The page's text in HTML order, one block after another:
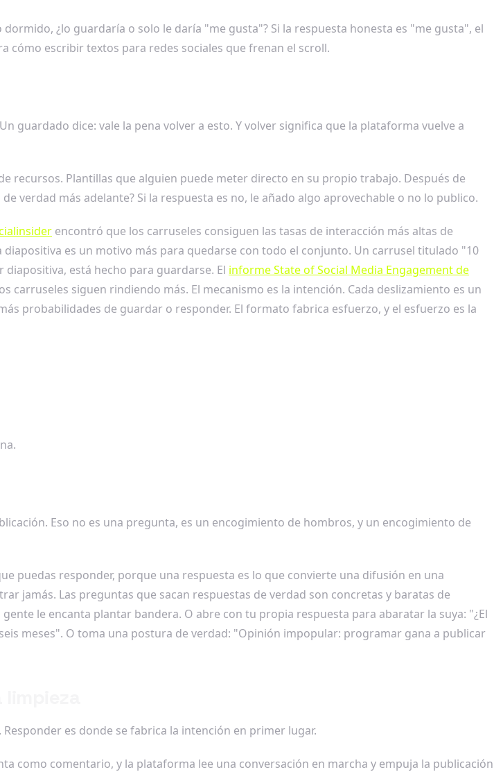
¿lo guardaría o solo le daría "me gusta"? Si la respuesta honesta es "me gusta", el
cómo escribir textos para redes sociales que frenan el scroll.
guardado dice: vale la pena volver a esto. Y volver significa que la plataforma vuelve a
recursos. Plantillas que alguien puede meter directo en su propio trabajo. Después de
verdad más adelante? Si la respuesta es no, le añado algo aprovechable o no lo publico.
encontró que los carruseles consiguen las tasas de interacción más altas de
es un motivo más para quedarse con todo el conjunto. Un carrusel titulado "10
está hecho para guardarse. El informe State of Social Media Engagement de
carruseles siguen rindiendo más. El mecanismo es la intención. Cada deslizamiento es un
probabilidades de guardar o responder. El formato fabrica esfuerzo, y el esfuerzo es la
Eso no es una pregunta, es un encogimiento de hombros, y un encogimiento de
puedas responder, porque una respuesta es lo que convierte una difusión en una
jamás. Las preguntas que sacan respuestas de verdad son concretas y baratas de
le encanta plantar bandera. O abre con tu propia respuesta para abaratar la suya: "¿El
meses". O toma una postura de verdad: "Opinión impopular: programar gana a publicar
es donde se fabrica la intención en primer lugar.
como comentario, y la plataforma lee una conversación en marcha y empuja la publicación